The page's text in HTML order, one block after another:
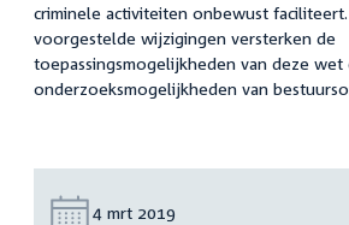
criminele activiteiten onbewust
voorgestelde wijzigingen versterken de
toepassingsmogelijkheden van deze
onderzoeksmogelijkheden van
Datum:
4 mrt 2019